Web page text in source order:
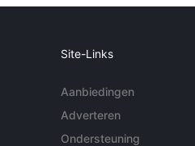
Site-Links
Aanbiedingen
Adverteren
Ondersteuning